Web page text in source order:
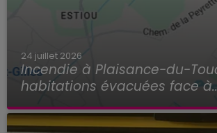
24 juillet 2026
Incendie à Plaisance-du-
habitations évacuées face